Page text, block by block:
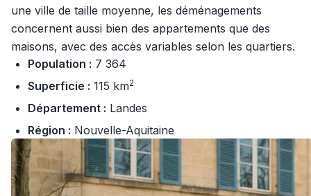
une ville de taille moyenne, les déménagements
concernent aussi bien des appartements que des
maisons, avec des accès variables selon les quartiers.
Population : 7 364
Superficie : 115 km2
Département : Landes
Région : Nouvelle-Aquitaine